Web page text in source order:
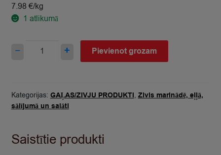
7.98 €/kg
1 atlikumā
−
Salāti
un
dārzeņiem
quantity
+ Pievienot grozam
Kategorijas: GAĻAS/ZIVJU PRODUKTI, Zivis marinādē, eļļā,
sālījumā un salāti
Saistītie produkti